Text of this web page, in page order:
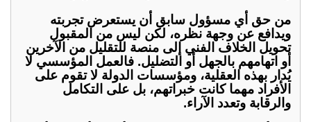
من حق أي مسؤول سابق أن يستعرض تجربته
ويدافع عن وجهة نظره، لكن ليس من المقبول
تحويل الخلاف الفني إلى منصة للتقليل من الآخرين
أو اتهامهم بالجهل أو التضليل. فالعمل المؤسسي لا
يُدار بهذه العقلية، ومؤسسات الدولة لا تقوم على
الأفراد مهما كانت خبراتهم، بل على التكامل
والرقابة وتعدد الآراء.